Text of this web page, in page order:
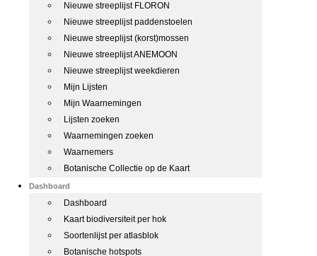
Nieuwe streeplijst FLORON
Nieuwe streeplijst paddenstoelen
Nieuwe streeplijst (korst)mossen
Nieuwe streeplijst ANEMOON
Nieuwe streeplijst weekdieren
Mijn Lijsten
Mijn Waarnemingen
Lijsten zoeken
Waarnemingen zoeken
Waarnemers
Botanische Collectie op de Kaart
Dashboard
Dashboard
Kaart biodiversiteit per hok
Soortenlijst per atlasblok
Botanische hotspots